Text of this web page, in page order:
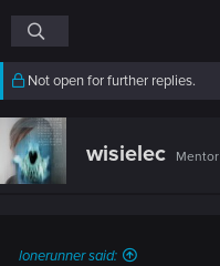
Not open for further replies.
wisielec Mentor
lonerunner said: